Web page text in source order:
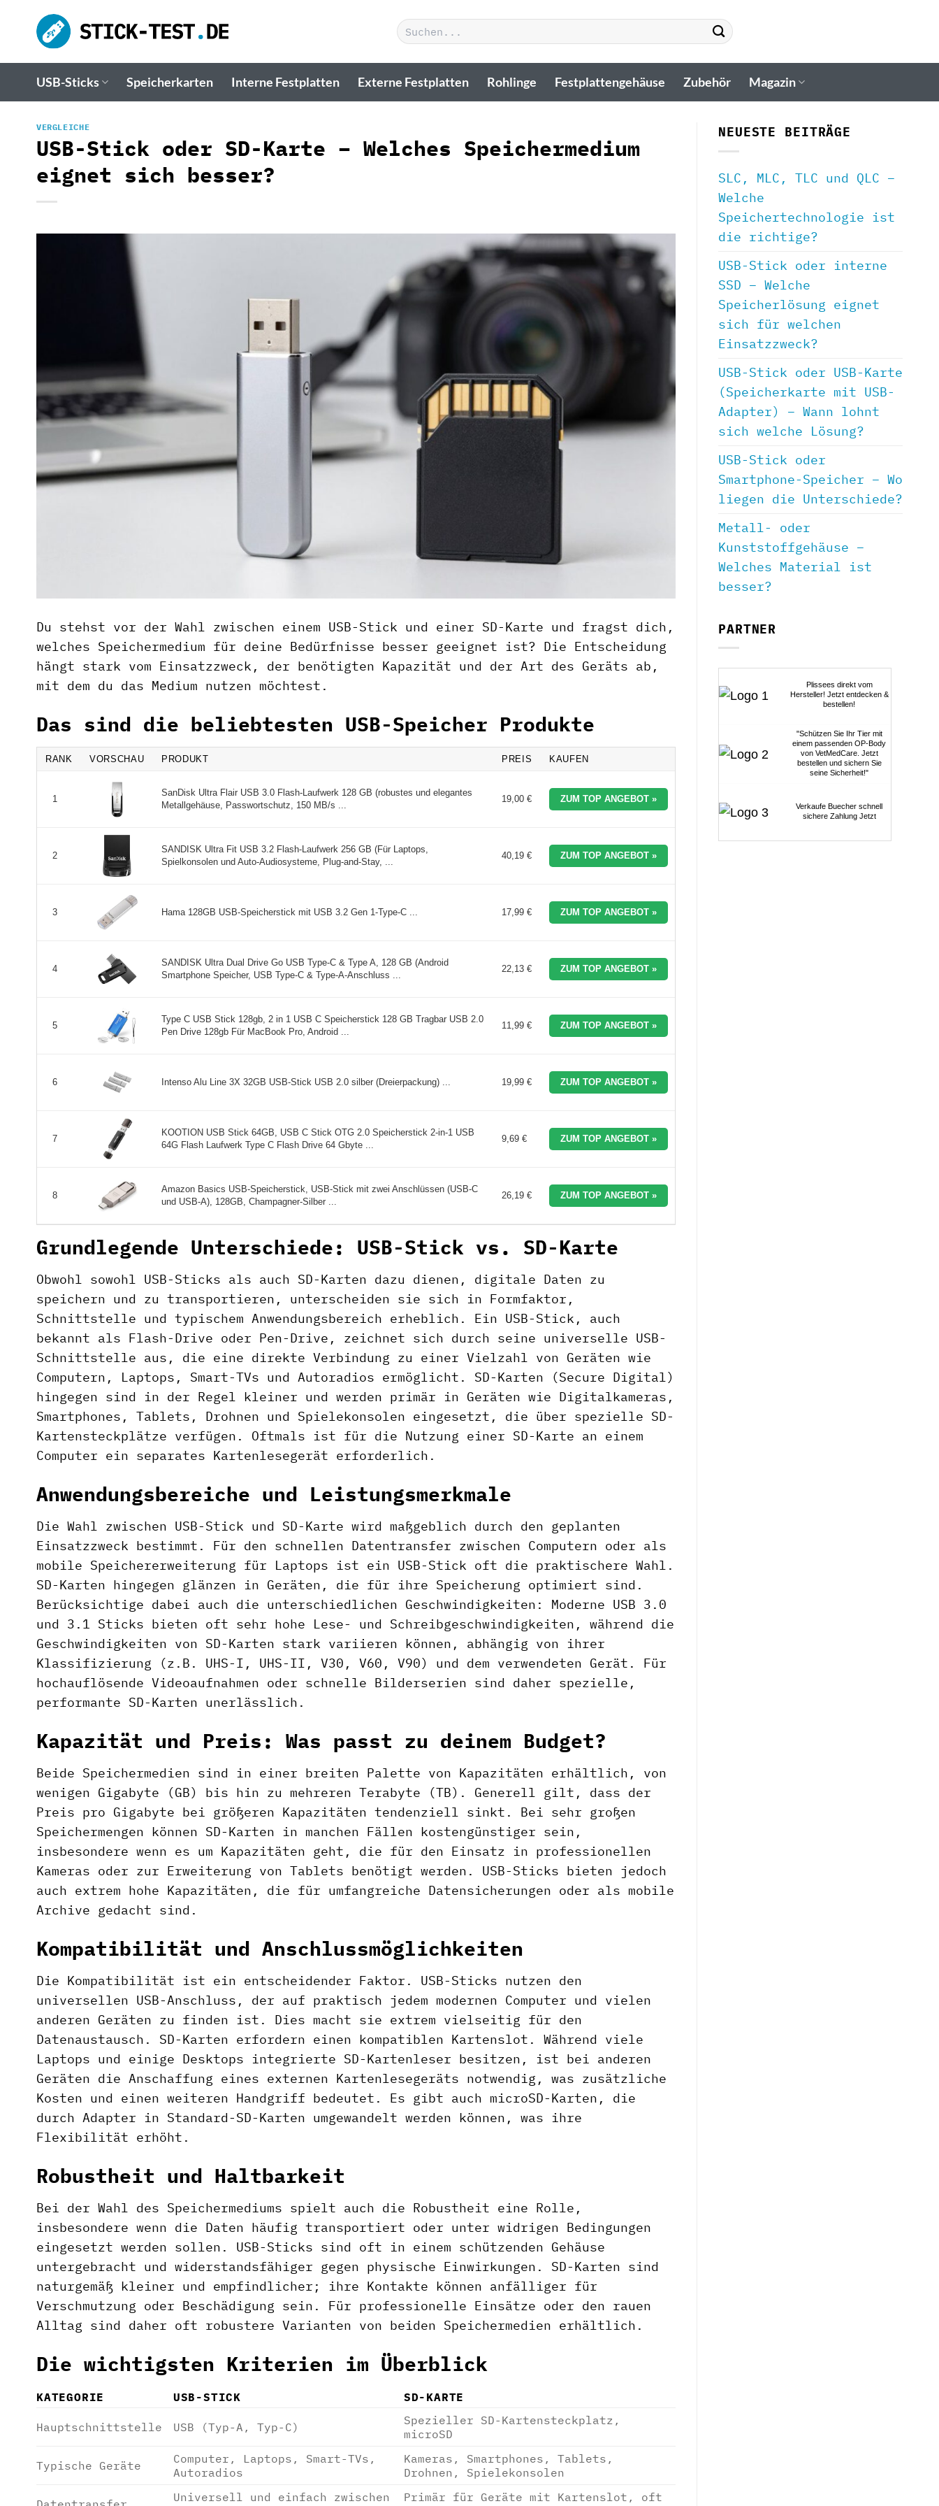
Inhalt
springen
Suchen
nach:
USB-Sticks Speicherkarten Interne Festplatten Externe Festplatten Rohlinge Festplattengehäuse Zubehör Magazin
VERGLEICHE
USB-Stick oder SD-Karte – Welches Speichermedium
eignet sich besser?
Du stehst vor der Wahl zwischen einem USB-Stick und einer SD-Karte und fragst dich,
welches Speichermedium für deine Bedürfnisse besser geeignet ist? Die Entscheidung
hängt stark vom Einsatzzweck, der benötigten Kapazität und der Art des Geräts ab,
mit dem du das Medium nutzen möchtest.
Das sind die beliebtesten USB-Speicher Produkte
RANK VORSCHAU PRODUKT PREIS KAUFEN
1
SanDisk Ultra Flair USB 3.0 Flash-Laufwerk 128 GB (robustes und elegantes
Metallgehäuse, Passwortschutz, 150 MB/s ...
19,00 € ZUM TOP ANGEBOT »
2
SANDISK Ultra Fit USB 3.2 Flash-Laufwerk 256 GB (Für Laptops,
Spielkonsolen und Auto-Audiosysteme, Plug-and-Stay, ...
40,19 € ZUM TOP ANGEBOT »
3 Hama 128GB USB-Speicherstick mit USB 3.2 Gen 1-Type-C ... 17,99 € ZUM TOP ANGEBOT »
4
SANDISK Ultra Dual Drive Go USB Type-C & Type A, 128 GB (Android
Smartphone Speicher, USB Type-C & Type-A-Anschluss ...
22,13 € ZUM TOP ANGEBOT »
5
Type C USB Stick 128gb, 2 in 1 USB C Speicherstick 128 GB Tragbar USB 2.0
Pen Drive 128gb Für MacBook Pro, Android ...
11,99 € ZUM TOP ANGEBOT »
6 Intenso Alu Line 3X 32GB USB-Stick USB 2.0 silber (Dreierpackung) ... 19,99 € ZUM TOP ANGEBOT »
7
KOOTION USB Stick 64GB, USB C Stick OTG 2.0 Speicherstick 2-in-1 USB
64G Flash Laufwerk Type C Flash Drive 64 Gbyte ...
9,69 € ZUM TOP ANGEBOT »
8
Amazon Basics USB-Speicherstick, USB-Stick mit zwei Anschlüssen (USB-C
und USB-A), 128GB, Champagner-Silber ...
26,19 € ZUM TOP ANGEBOT »
Grundlegende Unterschiede: USB-Stick vs. SD-Karte
Obwohl sowohl USB-Sticks als auch SD-Karten dazu dienen, digitale Daten zu
speichern und zu transportieren, unterscheiden sie sich in Formfaktor,
Schnittstelle und typischem Anwendungsbereich erheblich. Ein USB-Stick, auch
bekannt als Flash-Drive oder Pen-Drive, zeichnet sich durch seine universelle USB-
Schnittstelle aus, die eine direkte Verbindung zu einer Vielzahl von Geräten wie
Computern, Laptops, Smart-TVs und Autoradios ermöglicht. SD-Karten (Secure Digital)
hingegen sind in der Regel kleiner und werden primär in Geräten wie Digitalkameras,
Smartphones, Tablets, Drohnen und Spielekonsolen eingesetzt, die über spezielle SD-
Kartensteckplätze verfügen. Oftmals ist für die Nutzung einer SD-Karte an einem
Computer ein separates Kartenlesegerät erforderlich.
Anwendungsbereiche und Leistungsmerkmale
Die Wahl zwischen USB-Stick und SD-Karte wird maßgeblich durch den geplanten
Einsatzzweck bestimmt. Für den schnellen Datentransfer zwischen Computern oder als
mobile Speichererweiterung für Laptops ist ein USB-Stick oft die praktischere Wahl.
SD-Karten hingegen glänzen in Geräten, die für ihre Speicherung optimiert sind.
Berücksichtige dabei auch die unterschiedlichen Geschwindigkeiten: Moderne USB 3.0
und 3.1 Sticks bieten oft sehr hohe Lese- und Schreibgeschwindigkeiten, während die
Geschwindigkeiten von SD-Karten stark variieren können, abhängig von ihrer
Klassifizierung (z.B. UHS-I, UHS-II, V30, V60, V90) und dem verwendeten Gerät. Für
hochauflösende Videoaufnahmen oder schnelle Bilderserien sind daher spezielle,
performante SD-Karten unerlässlich.
Kapazität und Preis: Was passt zu deinem Budget?
Beide Speichermedien sind in einer breiten Palette von Kapazitäten erhältlich, von
wenigen Gigabyte (GB) bis hin zu mehreren Terabyte (TB). Generell gilt, dass der
Preis pro Gigabyte bei größeren Kapazitäten tendenziell sinkt. Bei sehr großen
Speichermengen können SD-Karten in manchen Fällen kostengünstiger sein,
insbesondere wenn es um Kapazitäten geht, die für den Einsatz in professionellen
Kameras oder zur Erweiterung von Tablets benötigt werden. USB-Sticks bieten jedoch
auch extrem hohe Kapazitäten, die für umfangreiche Datensicherungen oder als mobile
Archive gedacht sind.
Kompatibilität und Anschlussmöglichkeiten
Die Kompatibilität ist ein entscheidender Faktor. USB-Sticks nutzen den
universellen USB-Anschluss, der auf praktisch jedem modernen Computer und vielen
anderen Geräten zu finden ist. Dies macht sie extrem vielseitig für den
Datenaustausch. SD-Karten erfordern einen kompatiblen Kartenslot. Während viele
Laptops und einige Desktops integrierte SD-Kartenleser besitzen, ist bei anderen
Geräten die Anschaffung eines externen Kartenlesegeräts notwendig, was zusätzliche
Kosten und einen weiteren Handgriff bedeutet. Es gibt auch microSD-Karten, die
durch Adapter in Standard-SD-Karten umgewandelt werden können, was ihre
Flexibilität erhöht.
Robustheit und Haltbarkeit
Bei der Wahl des Speichermediums spielt auch die Robustheit eine Rolle,
insbesondere wenn die Daten häufig transportiert oder unter widrigen Bedingungen
eingesetzt werden sollen. USB-Sticks sind oft in einem schützenden Gehäuse
untergebracht und widerstandsfähiger gegen physische Einwirkungen. SD-Karten sind
naturgemäß kleiner und empfindlicher; ihre Kontakte können anfälliger für
Verschmutzung oder Beschädigung sein. Für professionelle Einsätze oder den rauen
Alltag sind daher oft robustere Varianten von beiden Speichermedien erhältlich.
Die wichtigsten Kriterien im Überblick
KATEGORIE USB-STICK SD-KARTE
Hauptschnittstelle USB (Typ-A, Typ-C)
Spezieller SD-Kartensteckplatz,
microSD
Typische Geräte
Computer, Laptops, Smart-TVs,
Autoradios
Kameras, Smartphones, Tablets,
Drohnen, Spielekonsolen
Universell und einfach zwischen
Primär für Geräte mit Kartenslot, oft
NEUESTE BEITRÄGE
SLC, MLC, TLC und QLC –
Welche
Speichertechnologie ist
die richtige?
USB-Stick oder interne
SSD – Welche
Speicherlösung eignet
sich für welchen
Einsatzzweck?
USB-Stick oder USB-Karte
(Speicherkarte mit USB-
Adapter) – Wann lohnt
sich welche Lösung?
USB-Stick oder
Smartphone-Speicher – Wo
liegen die Unterschiede?
Metall- oder
Kunststoffgehäuse –
Welches Material ist
besser?
PARTNER
Plissees direkt vom
Hersteller! Jetzt entdecken &
bestellen!
"Schützen Sie Ihr Tier mit
einem passenden OP-Body
von VetMedCare. Jetzt
bestellen und sichern Sie
seine Sicherheit!"
Verkaufe Buecher schnell
sichere Zahlung Jetzt